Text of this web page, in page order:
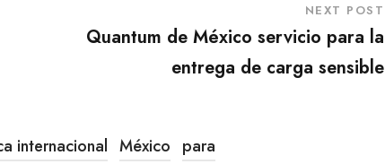
NEXT POST
Quantum de México servicio para la
entrega de carga sensible
internacional México para